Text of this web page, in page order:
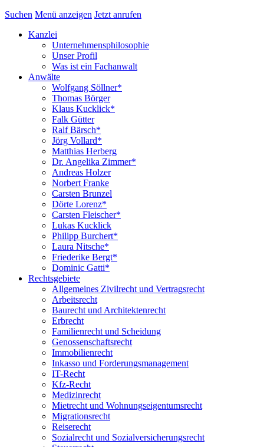
Suchen Menü anzeigen Jetzt anrufen
Kanzlei
Unternehmensphilosophie
Unser Profil
Was ist ein Fachanwalt
Anwälte
Wolfgang Söllner*
Thomas Börger
Klaus Kucklick*
Falk Gütter
Ralf Bärsch*
Jörg Vollard*
Matthias Herberg
Dr. Angelika Zimmer*
Andreas Holzer
Norbert Franke
Carsten Brunzel
Dörte Lorenz*
Carsten Fleischer*
Lukas Kucklick
Philipp Burchert*
Laura Nitsche*
Friederike Bergt*
Dominic Gatti*
Rechtsgebiete
Allgemeines Zivilrecht und Vertragsrecht
Arbeitsrecht
Baurecht und Architektenrecht
Erbrecht
Familienrecht und Scheidung
Genossenschaftsrecht
Immobilienrecht
Inkasso und Forderungsmanagement
IT-Recht
Kfz-Recht
Medizinrecht
Mietrecht und Wohnungseigentumsrecht
Migrationsrecht
Reiserecht
Sozialrecht und Sozialversicherungsrecht